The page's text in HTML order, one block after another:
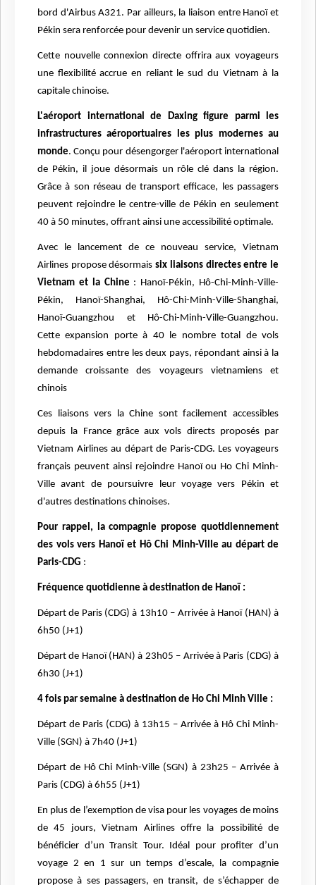
bord d'Airbus A321. Par ailleurs, la liaison entre Hanoï et
Pékin sera renforcée pour devenir un service quotidien.
Cette nouvelle connexion directe offrira aux voyageurs
une flexibilité accrue en reliant le sud du Vietnam à la
capitale chinoise.
L'aéroport international de Daxing figure parmi les
infrastructures aéroportuaires les plus modernes au
monde. Conçu pour désengorger l'aéroport international
de Pékin, il joue désormais un rôle clé dans la région.
Grâce à son réseau de transport efficace, les passagers
peuvent rejoindre le centre-ville de Pékin en seulement
40 à 50 minutes, offrant ainsi une accessibilité optimale.
Avec le lancement de ce nouveau service, Vietnam
Airlines propose désormaissix liaisons directes entre le
Vietnam et la Chine : Hanoï-Pékin, Hô-Chi-Minh-Ville-
Pékin, Hanoï-Shanghai, Hô-Chi-Minh-Ville-Shanghai,
Hanoï-Guangzhou et Hô-Chi-Minh-Ville-Guangzhou.
Cette expansion porte à 40 le nombre total de vols
hebdomadaires entre les deux pays, répondant ainsi à la
demande croissante des voyageurs vietnamiens et
chinois
Ces liaisons vers la Chine sont facilement accessibles
depuis la France grâce aux vols directs proposés par
Vietnam Airlines au départ de Paris-CDG. Les voyageurs
français peuvent ainsi rejoindre Hanoï ou Ho Chi Minh-
Ville avant de poursuivre leur voyage vers Pékin et
d'autres destinations chinoises.
Pour rappel, la compagnie propose quotidiennement
des vols vers Hanoï et Hô Chi Minh-Ville au départ de
Paris-CDG :
Fréquence quotidienne à destination de Hanoï :
Départ de Paris (CDG) à 13h10 – Arrivée à Hanoï (HAN) à
6h50 (J+1)
Départ de Hanoï (HAN) à 23h05 – Arrivée à Paris (CDG) à
6h30 (J+1)
4 fois par semaine à destination de Ho Chi Minh Ville :
Départ de Paris (CDG) à 13h15 – Arrivée à Hô Chi Minh-
Ville (SGN) à 7h40 (J+1)
Départ de Hô Chi Minh-Ville (SGN) à 23h25 – Arrivée à
Paris (CDG) à 6h55 (J+1)
En plus de l’exemption de visa pour les voyages de moins
de 45 jours, Vietnam Airlines offre la possibilité de
bénéficier d’un Transit Tour. Idéal pour profiter d’un
voyage 2 en 1 sur un temps d’escale, la compagnie
propose à ses passagers, en transit, de s’échapper de